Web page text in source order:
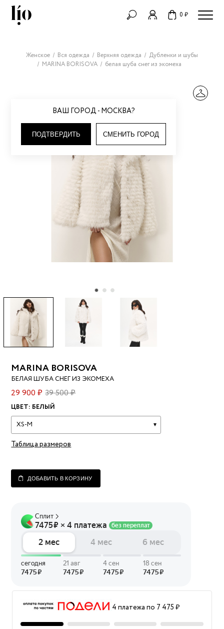
0 ₽
ВАШ ГОРОД - МОСКВА?
ПОДТВЕРДИТЬ СМЕНИТЬ ГОРОД
Женское Вся одежда Верхняя одежда
Дубленки и шубы
MARINA BORISOVA
белая шуба снег из экомеха
MARINA BORISOVA
БЕЛАЯ ШУБА СНЕГ ИЗ ЭКОМЕХА
29 900 ₽ 39 500 ₽
ЦВЕТ: БЕЛЫЙ
XS-M
Таблица размеров
ДОБАВИТЬ В КОРЗИНУ
4 платежа по 7 475 ₽